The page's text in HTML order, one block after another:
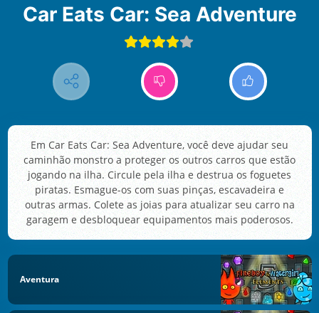
Car Eats Car: Sea Adventure
Em Car Eats Car: Sea Adventure, você deve ajudar seu
caminhão monstro a proteger os outros carros que estão
jogando na ilha. Circule pela ilha e destrua os foguetes
piratas. Esmague-os com suas pinças, escavadeira e
outras armas. Colete as joias para atualizar seu carro na
garagem e desbloquear equipamentos mais poderosos.
Aventura